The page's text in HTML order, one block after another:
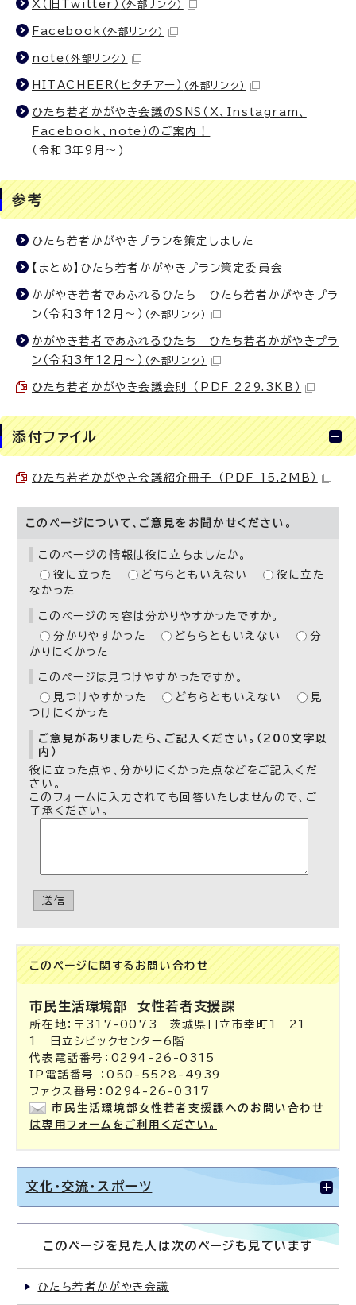
X（旧Twitter） （外部リンク）
Facebook （外部リンク）
note （外部リンク）
HITACHEER（ヒタチアー） （外部リンク）
ひたち若者かがやき会議のSNS（X、Instagram、
Facebook、note）のご案内！
（令和3年9月～)
参考
ひたち若者かがやきプランを策定しました
【まとめ】ひたち若者かがやきプラン策定委員会
かがやき若者であふれるひたち ひたち若者かがやきプラ
ン（令和3年12月～） （外部リンク）
かがやき若者であふれるひたち ひたち若者かがやきプラ
ン（令和3年12月～） （外部リンク）
ひたち若者かがやき会議会則 （PDF 229.3KB）
添付ファイル
ひたち若者かがやき会議紹介冊子 （PDF 15.2MB）
このページについて、ご意見をお聞かせください。
このページの情報は役に立ちましたか。
役に立った
どちらともいえない
役に立た
なかった
このページの内容は分かりやすかったですか。
分かりやすかった
どちらともいえない
分
かりにくかった
このページは見つけやすかったですか。
見つけやすかった
どちらともいえない
見
つけにくかった
ご意見がありましたら、ご記入ください。（200文字以
内）
役に立った点や、分かりにくかった点などをご記入くだ
さい。
このフォームに入力されても回答いたしませんので、ご
了承ください。
送信
このページに関する お問い合わせ
市民生活環境部女性若者支援課
所在地：〒317-0073 茨城県日立市幸町1－21－
1 日立シビックセンター6階
代表電話番号：0294-26-0315
IP電話番号 ：050-5528-4939
ファクス番号：0294-26-0317
市民生活環境部女性若者支援課へのお問い合わせ
は専用フォームをご利用ください。
文化・交流・スポーツ
このページを見た人は次のページも見ています
ひたち若者かがやき会議